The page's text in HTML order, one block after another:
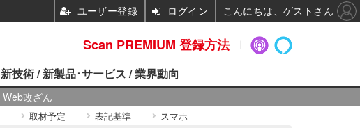
Web改ざん
新技術 / 新製品･サービス / 業界動向
取材予定 表記基準 スマホ
Scan PREMIUM 登録方法
ユーザー登録 ログイン こんにちは、ゲストさん